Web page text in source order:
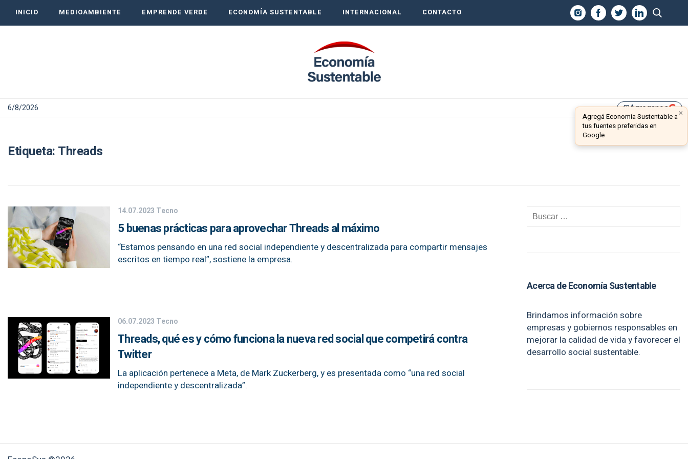
INICIO MEDIOAMBIENTE EMPRENDE VERDE ECONOMÍA SUSTENTABLE INTERNACIONAL CONTACTO
6/8/2026 library_addAgreganos ×
Agregá Economía Sustentable a
tus fuentes preferidas en
Google
Etiqueta: Threads
14.07.2023 Tecno
5 buenas prácticas para aprovechar Threads al máximo
“Estamos pensando en una red social independiente y descentralizada para compartir mensajes
escritos en tiempo real”, sostiene la empresa.
06.07.2023 Tecno
Threads, qué es y cómo funciona la nueva red social que competirá contra
Twitter
La aplicación pertenece a Meta, de Mark Zuckerberg, y es presentada como “una red social
independiente y descentralizada”.
Acerca de Economía Sustentable
Brindamos información sobre
empresas y gobiernos responsables en
mejorar la calidad de vida y favorecer el
desarrollo social sustentable.